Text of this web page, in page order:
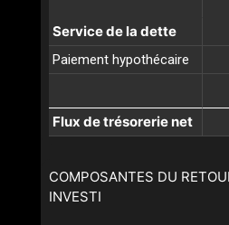
Service de la dette
Paiement hypothécaire
Flux de trésorerie net
COMPOSANTES DU
INVESTI